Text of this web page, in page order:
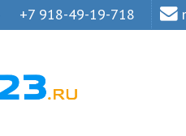
+7 918-49-19-718